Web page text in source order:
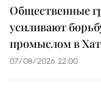
Общественные
усиливают
промыслом в
07/08/2026 22:00